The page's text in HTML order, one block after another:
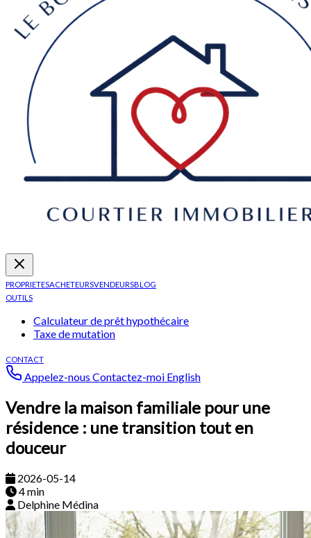
PROPRIETESACHETEURSVENDEURSBLOG
OUTILS
Calculateur de prêt hypothécaire
Taxe de mutation
CONTACT
Appelez-nous Contactez-moi English
Vendre la maison familiale pour une
résidence : une transition tout en
douceur
2026-05-14
4 min
Delphine Médina